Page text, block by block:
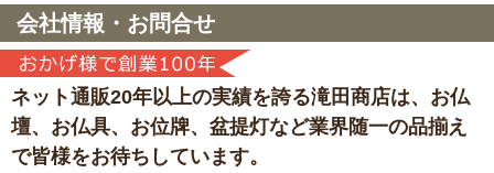
会社情報・お問合せ
ネット通販20年以上の実績を誇る滝田商店は、 お仏
壇、お仏具、お位牌、盆提灯など業界随一の品揃え
で皆様をお待ちしています。